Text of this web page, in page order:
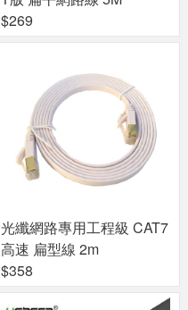
$269
光纖網路專用工程級 CAT7
高速 扁型線 2m
$358